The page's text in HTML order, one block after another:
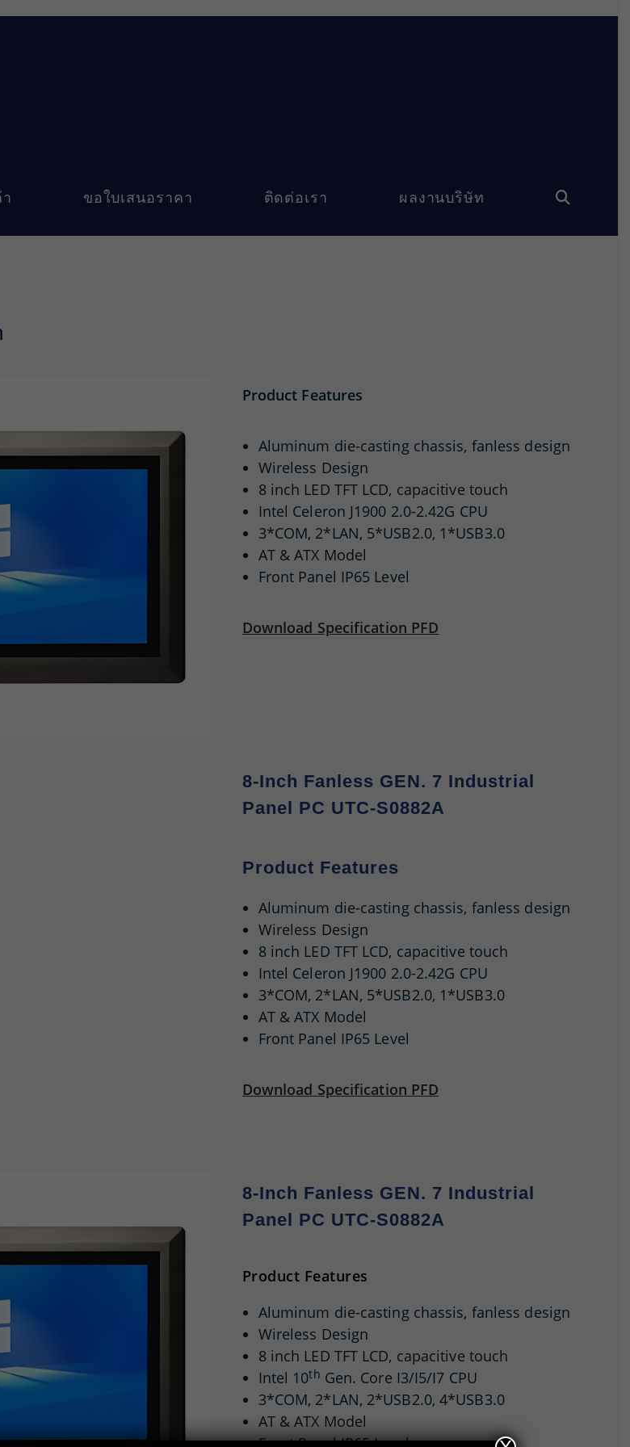
ขอใบเสนอราคา ติดต่อเรา ผลงานบริษัท Toggle
Product Features
Aluminum die-casting chassis, fanless design
Wireless Design
8 inch LED TFT LCD, capacitive touch
Intel Celeron J1900 2.0-2.42G CPU
3*COM, 2*LAN, 5*USB2.0, 1*USB3.0
AT & ATX Model
Front Panel IP65 Level
Download Specification PFD
8-Inch Fanless GEN. 7 Industrial
Panel PC UTC-S0882A
Product Features
Aluminum die-casting chassis, fanless design
Wireless Design
8 inch LED TFT LCD, capacitive touch
Intel Celeron J1900 2.0-2.42G CPU
3*COM, 2*LAN, 5*USB2.0, 1*USB3.0
AT & ATX Model
Front Panel IP65 Level
Download Specification PFD
8-Inch Fanless GEN. 7 Industrial
Panel PC UTC-S0882A
Product Features
Aluminum die-casting chassis, fanless design
Wireless Design
8 inch LED TFT LCD, capacitive touch
Intel 10th Gen. Core I3/I5/I7 CPU
3*COM, 2*LAN, 2*USB2.0, 4*USB3.0
AT & ATX Model